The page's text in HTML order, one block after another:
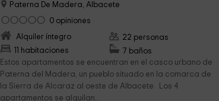
Paterna De Madera, Albacete
0 opiniones
Alquiler íntegro
11 habitaciones
22 personas
7 baños
Estos apartamentos se encuentran en el casco urbano de
Paterna del Madera, un pueblo situado en la comarca de
la Sierra de Alcaraz al oeste de Albacete. Los 4
apartamentos se alquilan...